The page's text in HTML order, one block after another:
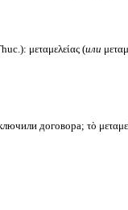
μεταμελείας (или
договора; τὸ